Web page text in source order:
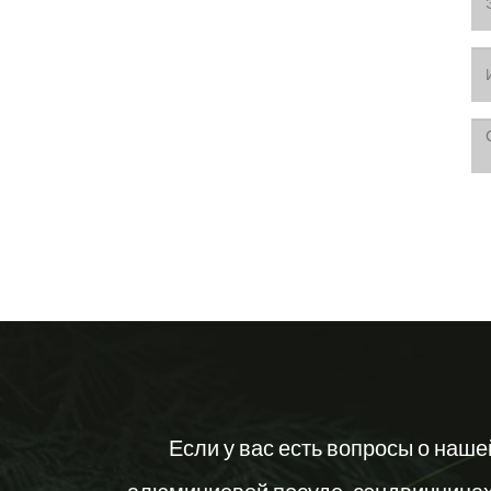
Если у вас есть вопросы о